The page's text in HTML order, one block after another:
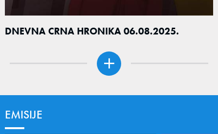
DNEVNA CRNA HRONIKA 06.08.2025.
EMISIJE